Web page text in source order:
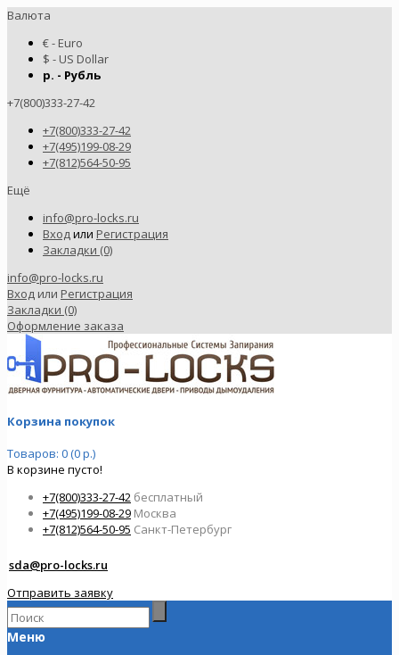
Валюта
€ - Euro
$ - US Dollar
р. - Рубль
+7(800)333-27-42
+7(800)333-27-42
+7(495)199-08-29
+7(812)564-50-95
Ещё
info@pro-locks.ru
Входили Регистрация
Закладки (0)
info@pro-locks.ru
Вход или Регистрация
Закладки (0)
Оформление заказа
Корзина покупок
Товаров: 0 (0 р.)
В корзине пусто!
+7(800)333-27-42 бесплатный
+7(495)199-08-29 Москва
+7(812)564-50-95 Санкт-Петербург
sda@pro-locks.ru
Отправить заявку
Меню